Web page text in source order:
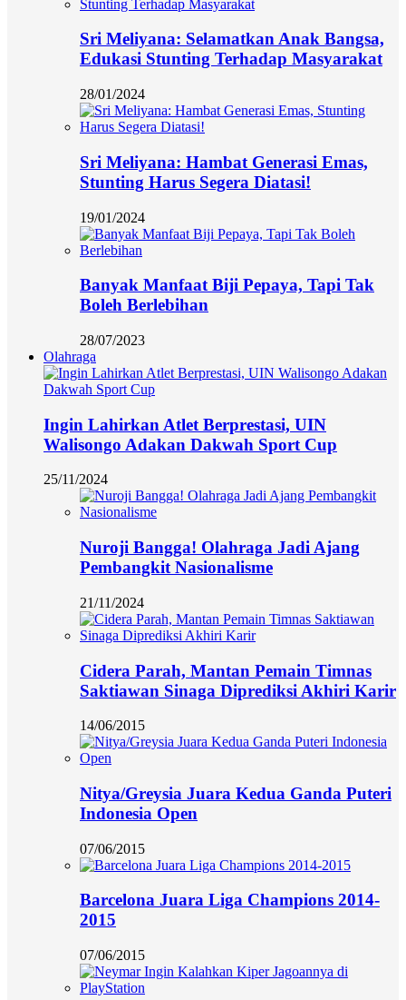
Sri Meliyana: Selamatkan Anak Bangsa,
Edukasi Stunting Terhadap Masyarakat
28/01/2024
Sri Meliyana: Hambat Generasi Emas,
Stunting Harus Segera Diatasi!
19/01/2024
Banyak Manfaat Biji Pepaya, Tapi Tak
Boleh Berlebihan
28/07/2023
Olahraga
Ingin Lahirkan Atlet Berprestasi, UIN
Walisongo Adakan Dakwah Sport Cup
25/11/2024
Nuroji Bangga! Olahraga Jadi Ajang
Pembangkit Nasionalisme
21/11/2024
Cidera Parah, Mantan Pemain Timnas
Saktiawan Sinaga Diprediksi Akhiri Karir
14/06/2015
Nitya/Greysia Juara Kedua Ganda Puteri
Indonesia Open
07/06/2015
Barcelona Juara Liga Champions 2014-
2015
07/06/2015